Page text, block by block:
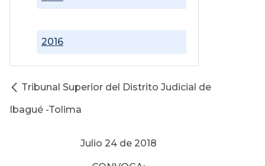
2016
Tribunal Superior del Distrito Judicial de
Ibagué -Tolima
Julio 24 de 2018